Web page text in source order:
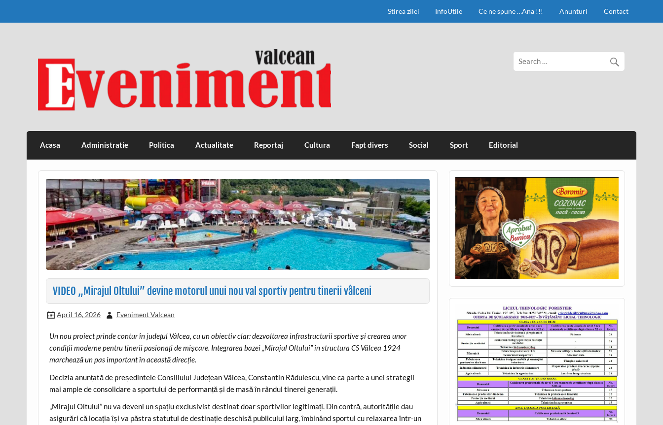
Stirea zilei InfoUtile Ce ne spune …Ana !!! Anunturi Contact
Eveniment Valcean
Acasa Administratie Politica Actualitate Reportaj Cultura Fapt divers Social Sport Editorial
VIDEO „Mirajul Oltului” devine motorul unui nou val sportiv pentru tinerii vâlceni
April 16, 2026 Eveniment Valcean
Un nou proiect prinde contur în județul Vâlcea, cu un obiectiv clar: dezvoltarea infrastructurii sportive și crearea unor
condiții moderne pentru tinerii pasionați de mișcare. Integrarea bazei „Mirajul Oltului” în structura CS Vâlcea 1924
marchează un pas important în această direcție.
Decizia anunțată de președintele Consiliului Județean Vâlcea, Constantin Rădulescu, vine ca parte a unei strategii
mai ample de consolidare a sportului de performanță și de masă în rândul tinerei generații.
„Mirajul Oltului” nu va deveni un spațiu exclusivist destinat doar sportivilor legitimați. Din contră, autoritățile dau
asigurări că locația își va păstra statutul de destinație deschisă publicului larg, îmbinând sportul cu relaxarea într-un